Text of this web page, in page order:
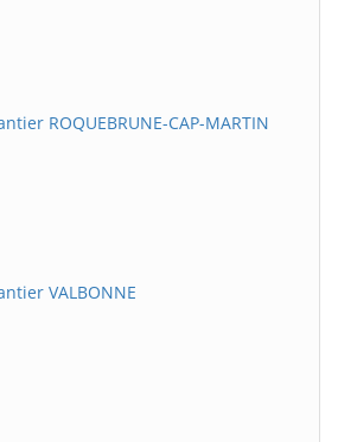
ROQUEBRUNE-CAP-MARTIN
VALBONNE